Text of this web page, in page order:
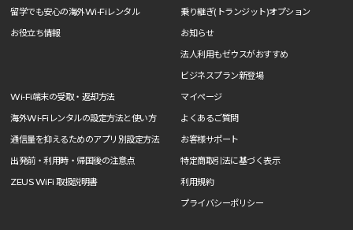
留学でも安心の海外Wi-Fiレンタル
乗り継ぎ(トランジット)オプション
お役立ち情報
お知らせ
法人利用もゼウスがおすすめ
ビジネスプラン新登場
Wi-Fi端末の受取・返却方法
マイページ
海外Wi-Fiレンタルの設定方法と使い方
よくあるご質問
通信量を抑えるためのアプリ別設定方法
お客様サポート
出発前・利用時・帰国後の注意点
特定商取引法に基づく表示
ZEUS WiFi 取扱説明書
利用規約
プライバシーポリシー